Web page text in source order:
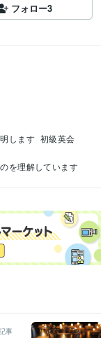
フォロー3
します 初級英会
を理解しています
事